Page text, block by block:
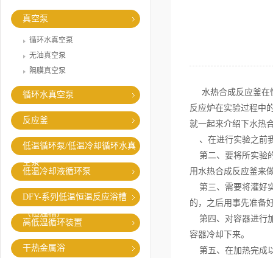
真空泵
循环水真空泵
无油真空泵
隔膜真空泵
循环水真空泵
反应釜
低温循环泵/低温冷却循环水真
空泵
低温冷却液循环泵
DFY-系列低温恒温反应浴槽
（恒温槽）
高低温循环装置
干热金属浴
水热合成反应釜在
反应炉在实验过程中
就一起来介绍下水热
、在进行实验之前
第二、要将所实验
用水热合成反应釜来
第三、需要将灌好
的，之后用事先准备
第四、对容器进行
容器冷却下来。
第五、在加热完成